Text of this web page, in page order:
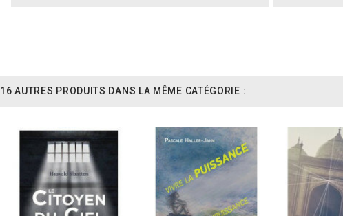
16 AUTRES PRODUITS DANS LA MÊME CATÉGORIE :